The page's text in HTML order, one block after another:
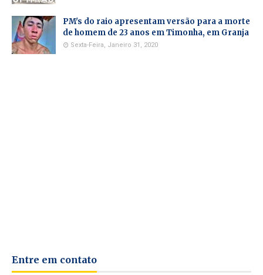
PM's do raio apresentam versão para a morte
de homem de 23 anos em Timonha, em Granja
Sexta-Feira, Janeiro 31, 2020
Entre em contato